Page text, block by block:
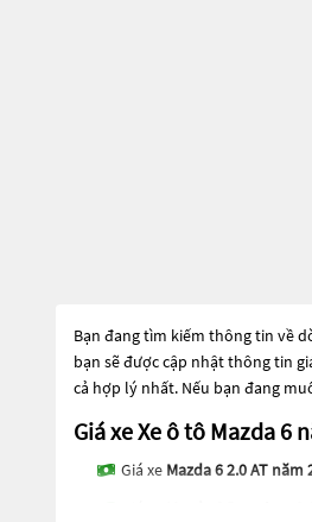
Bạn đang tìm kiếm thông tin về
bạn sẽ được cập nhật thông tin
cả hợp lý nhất. Nếu bạn đang
Giá xe Xe ô tô Mazda
Giá xe Mazda 6 2.0 AT năm